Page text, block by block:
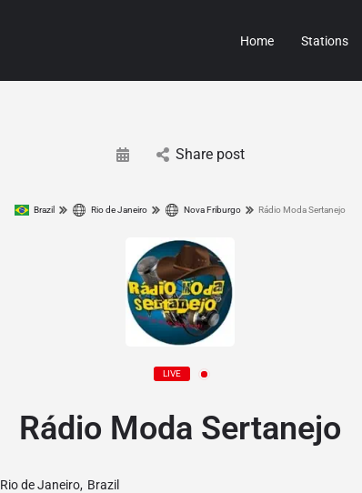
Home Stations
Share post
Brazil Rio de Janeiro Nova Friburgo Rádio Moda Sertanejo
LIVE
Rádio Moda Sertanejo
Rio de Janeiro, Brazil